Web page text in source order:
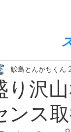
り沢
ンス
鮫島とんかちくん